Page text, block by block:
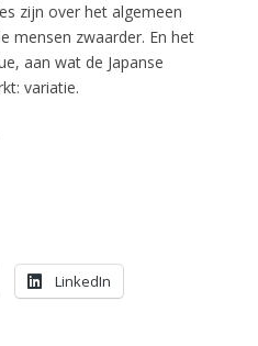
zijn over het algemeen
mensen zwaarder. En het
aan wat de Japanse
variatie.
LinkedIn